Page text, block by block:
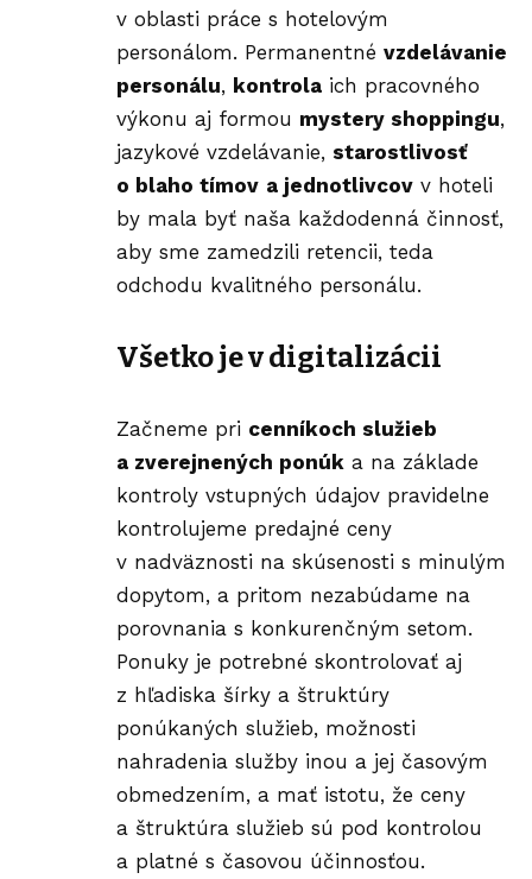
v oblasti práce s hotelovým
personálom. Permanentné vzdelávanie
personálu, kontrola ich pracovného
výkonu aj formou mystery shoppingu,
jazykové vzdelávanie, starostlivosť
o blaho tímov a jednotlivcov v hoteli
by mala byť naša každodenná činnosť,
aby sme zamedzili retencii, teda
odchodu kvalitného personálu.
Všetko je v digitalizácii
Začneme pri cenníkoch služieb
a zverejnených ponúk a na základe
kontroly vstupných údajov pravidelne
kontrolujeme predajné ceny
v nadväznosti na skúsenosti s minulým
dopytom, a pritom nezabúdame na
porovnania s konkurenčným setom.
Ponuky je potrebné skontrolovať aj
z hľadiska šírky a štruktúry
ponúkaných služieb, možnosti
nahradenia služby inou a jej časovým
obmedzením, a mať istotu, že ceny
a štruktúra služieb sú pod kontrolou
a platné s časovou účinnosťou.